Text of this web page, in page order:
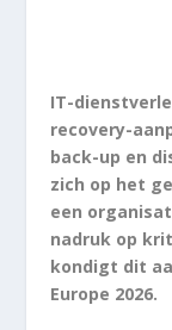
IT-
recovery-
back-up en
zich op het
een
nadruk op
kondigt dit
Europe 2026.